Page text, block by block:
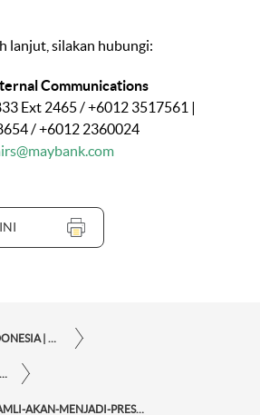
lanjut, silakan hubungi:
Communications
Ext 2465 / +6012 3517561 |
/ +6012 2360024
DATO-KHAIRUSSALEH-RAMLI-AKAN-MENJADI-PRESIDEN-CEO-MAYBANK-YANG-BARU